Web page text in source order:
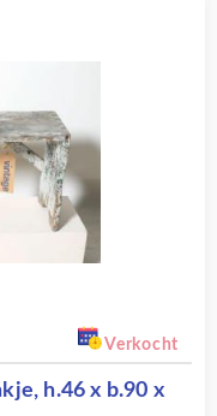
Verkocht
h.46 x b.90 x